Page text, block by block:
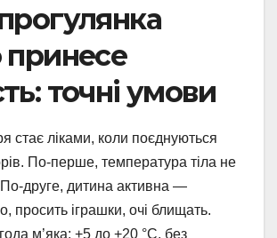
принесе
точні умови
стає ліками, коли поєднуються
По-перше, температура тіла не
друге, дитина активна —
просить іграшки, очі блищать.
м’яка: +5 до +20 °C, без